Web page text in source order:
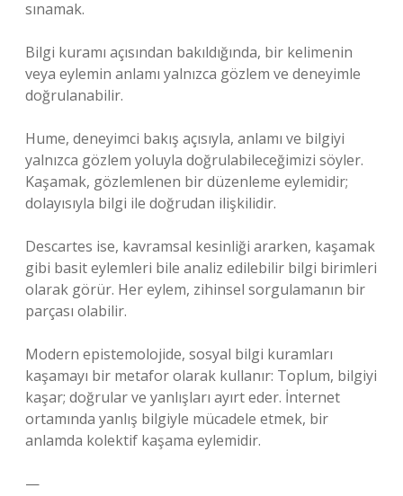
sınamak.
Bilgi kuramı açısından bakıldığında, bir kelimenin
veya eylemin anlamı yalnızca gözlem ve deneyimle
doğrulanabilir.
Hume, deneyimci bakış açısıyla, anlamı ve bilgiyi
yalnızca gözlem yoluyla doğrulabileceğimizi söyler.
Kaşamak, gözlemlenen bir düzenleme eylemidir;
dolayısıyla bilgi ile doğrudan ilişkilidir.
Descartes ise, kavramsal kesinliği ararken, kaşamak
gibi basit eylemleri bile analiz edilebilir bilgi birimleri
olarak görür. Her eylem, zihinsel sorgulamanın bir
parçası olabilir.
Modern epistemolojide, sosyal bilgi kuramları
kaşamayı bir metafor olarak kullanır: Toplum, bilgiyi
kaşar; doğrular ve yanlışları ayırt eder. İnternet
ortamında yanlış bilgiyle mücadele etmek, bir
anlamda kolektif kaşama eylemidir.
—